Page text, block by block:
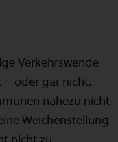
Verkehrswende
oder gar nicht.
nahezu nicht
Weichenstellung